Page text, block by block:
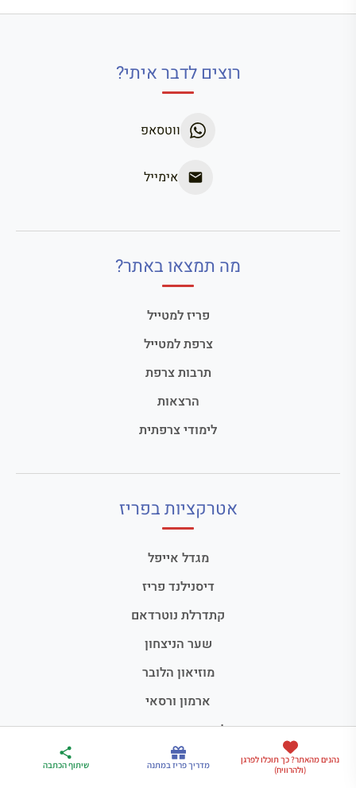
ארגז הכלים שלי
לטיול בצרפת
מדריך פריז
במתנה
דברו
איתי בווטסאפ
רוצים לדבר איתי?
ווטסאפ
אימייל
מה תמצאו באתר?
פריז למטייל
צרפת למטייל
תרבות צרפת
הרצאות
לימודי צרפתית
אטרקציות בפריז
מגדל אייפל
דיסנילנד פריז
קתדרלת נוטרדאם
שער הניצחון
מוזיאון הלובר
ארמון ורסאי
כל האטרקציות בפריז
נהנים מהאתר? כך תוכלו לפרגן
(ולהרוויח)
מדריך פריז במתנה שיתוף הכתבה